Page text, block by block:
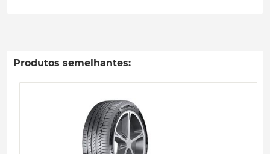
Produtos semelhantes: